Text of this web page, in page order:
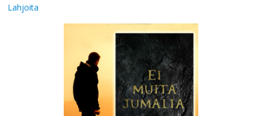
Lahjoita